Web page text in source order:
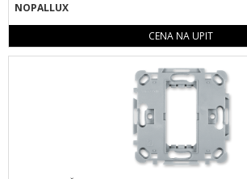
NOPALLUX
CENA NA UPIT